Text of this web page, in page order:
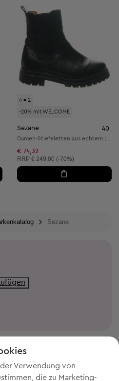
4 = 2
-20% mit WELCOME
Sezane 40
€ 74,32
Unverbindliche Preisempfehlung:
RRP € 249,00 (-70%)
Sezane
Verwendung von
die zu Marketing-